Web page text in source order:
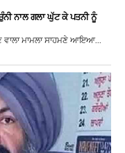
ਨਾਲ ਗਲਾ ਘੁੱਟ ਕੇ ਪਤਨੀ ਨੂੰ
ਮਾਮਲਾ ਸਾਹਮਣੇ ਆਇਆ...